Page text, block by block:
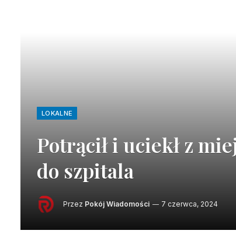
LOKALNE
Potrącił i uciekł z
do szpitala
Przez Pokój Wiadomości 7 czerwca, 2024